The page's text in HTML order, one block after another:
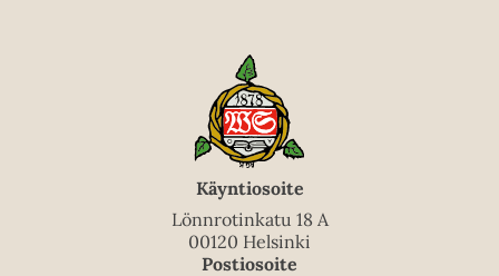
Käyntiosoite
Lönnrotinkatu 18 A
00120 Helsinki
Postiosoite